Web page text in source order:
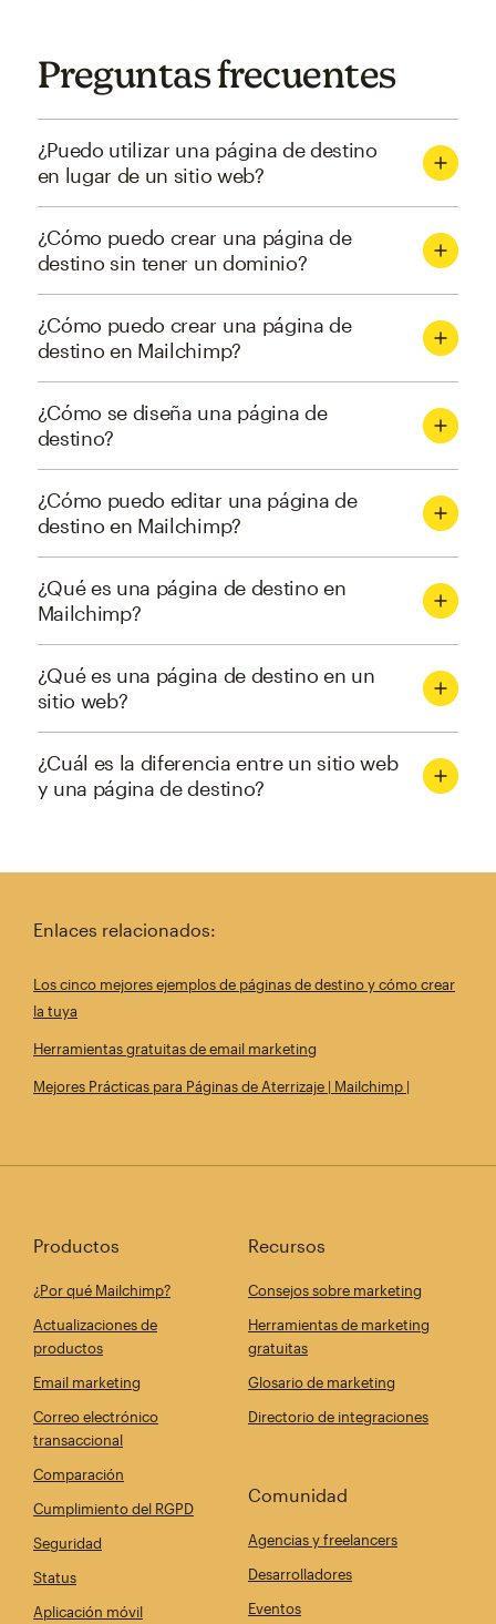
Preguntas frecuentes
¿Puedo utilizar una página de destino
en lugar de un sitio web?
¿Cómo puedo crear una página de
destino sin tener un dominio?
¿Cómo puedo crear una página de
destino en Mailchimp?
¿Cómo se diseña una página de
destino?
¿Cómo puedo editar una página de
destino en Mailchimp?
¿Qué es una página de destino en
Mailchimp?
¿Qué es una página de destino en un
sitio web?
¿Cuál es la diferencia entre un sitio web
y una página de destino?
Enlaces relacionados:
Los cinco mejores ejemplos de páginas de destino y cómo crear
la tuya
Herramientas gratuitas de email marketing
Mejores Prácticas para Páginas de Aterrizaje | Mailchimp |
Productos
¿Por qué Mailchimp?
Actualizaciones de
productos
Email marketing
Correo electrónico
transaccional
Comparación
Cumplimiento del RGPD
Seguridad
Status
Aplicación móvil
Recursos
Consejos sobre marketing
Herramientas de marketing
gratuitas
Glosario de marketing
Directorio de integraciones
Comunidad
Agencias y freelancers
Desarrolladores
Eventos